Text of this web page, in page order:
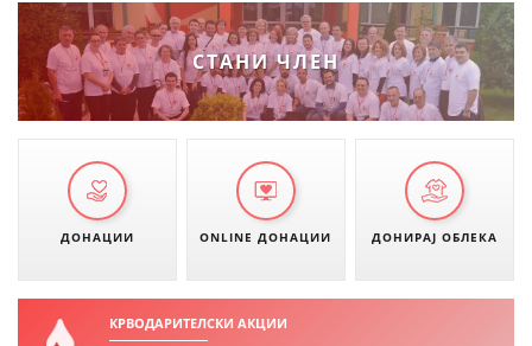
СТАНИ ЧЛЕН
ДОНАЦИИ ONLINE ДОНАЦИИ ДОНИРАЈ ОБЛЕКА
КРВОДАРИТЕЛСКИ АКЦИИ